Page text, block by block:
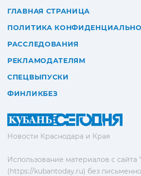
Новости Краснодара и Края
Использование материалов с сайта
(https://kubantoday.ru) без
ГЛАВНАЯ СТРАНИЦА
ПОЛИТИКА
РАССЛЕДОВАНИЯ
РЕКЛАМОДАТЕЛЯМ
СПЕЦВЫПУСКИ
ФИНЛИКБЕЗ